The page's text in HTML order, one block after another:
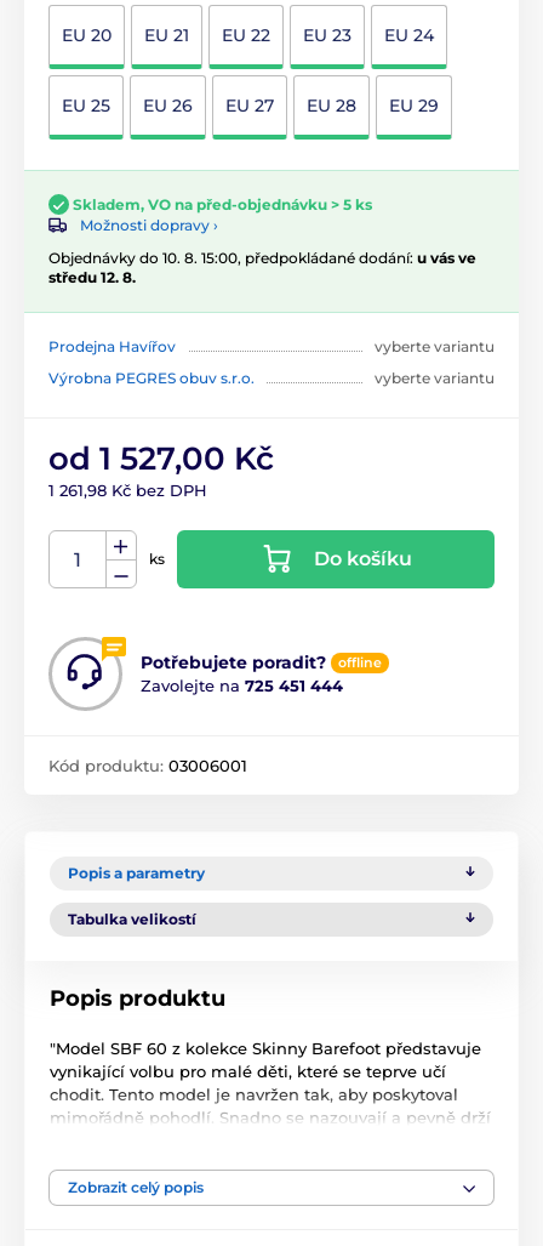
EU 20 EU 21 EU 22 EU 23 EU 24
EU 25 EU 26 EU 27 EU 28 EU 29
Skladem, VO na před-objednávku > 5 ks
Možnosti dopravy ›
Objednávky do 10. 8. 15:00, předpokládané dodání: u vás ve
středu 12. 8.
Prodejna Havířov
vyberte variantu
Výrobna PEGRES obuv s.r.o.
vyberte variantu
od 1 527,00 Kč
1 261,98 Kč bez DPH
ks Do košíku
Potřebujete poradit? offline
Zavolejte na 725 451 444
Kód produktu: 03006001
Popis a parametry
Tabulka velikostí
Popis produktu
"Model SBF 60 z kolekce Skinny Barefoot představuje
vynikající volbu pro malé děti, které se teprve učí
chodit. Tento model je navržen tak, aby poskytoval
mimořádně pohodlí. Snadno se nazouvají a pevně drží
dětským nožkám s vyšším nártem.
Zobrazit celý popis